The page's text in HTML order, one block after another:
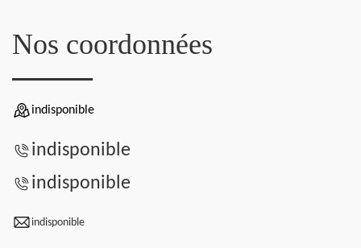
Nos coordonnées
indisponible
indisponible
indisponible
indisponible